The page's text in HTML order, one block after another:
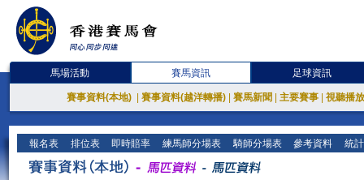
馬場活動 賽馬資訊 足球資訊
賽事資料(本地) 賽事資料(越洋轉播) 賽馬新聞 主要賽事 視聽播
報名表 排位表 即時賠率 練馬師分場表 騎師分場表 參考資料 統